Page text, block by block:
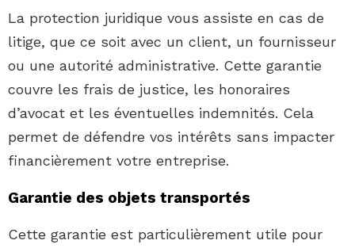
La protection juridique vous assiste en cas de
litige, que ce soit avec un client, un fournisseur
ou une autorité administrative. Cette garantie
couvre les frais de justice, les honoraires
d’avocat et les éventuelles indemnités. Cela
permet de défendre vos intérêts sans impacter
financièrement votre entreprise.
Garantie des objets transportés
Cette garantie est particulièrement utile pour